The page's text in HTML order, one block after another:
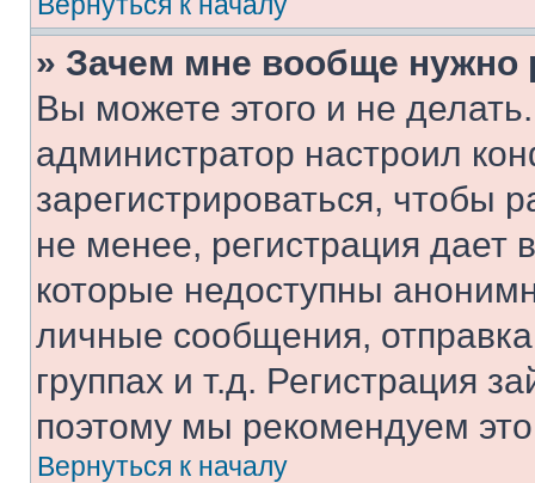
» Зачем мне вообще нужно
Вы можете этого и не
администратор настроил
зарегистрироваться, чтобы
не менее, регистрация
которые недоступны
личные сообщения,
группах и т.д. Регистрация
поэтому мы рекомендуем
Вернуться к началу